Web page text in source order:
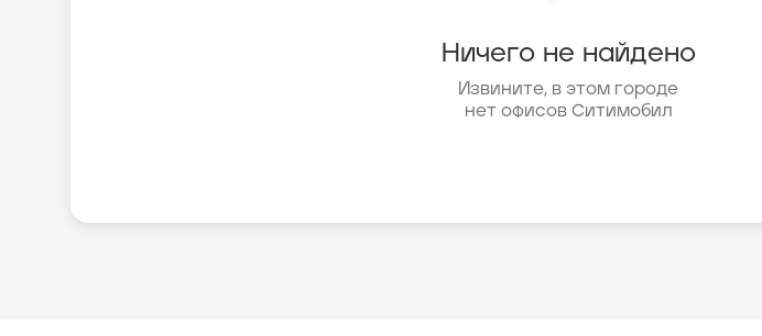
Ничего не найдено
Извините, в этом городе
нет офисов Ситимобил